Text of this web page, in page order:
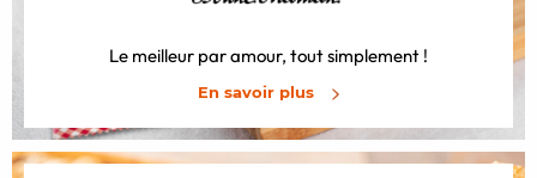
Le meilleur par amour, tout simplement !
En savoir plus